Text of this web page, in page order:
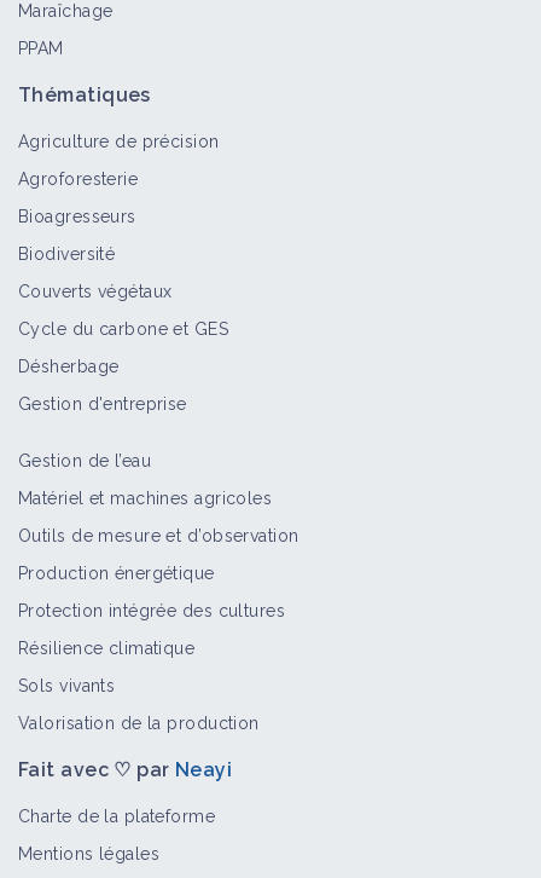
Maraîchage
PPAM
Thématiques
Agriculture de précision
Agroforesterie
Bioagresseurs
Biodiversité
Couverts végétaux
Cycle du carbone et GES
Désherbage
Gestion d'entreprise
Gestion de l’eau
Matériel et machines agricoles
Outils de mesure et d’observation
Production énergétique
Protection intégrée des cultures
Résilience climatique
Sols vivants
Valorisation de la production
Fait avec ♡ par Neayi
Charte de la plateforme
Mentions légales